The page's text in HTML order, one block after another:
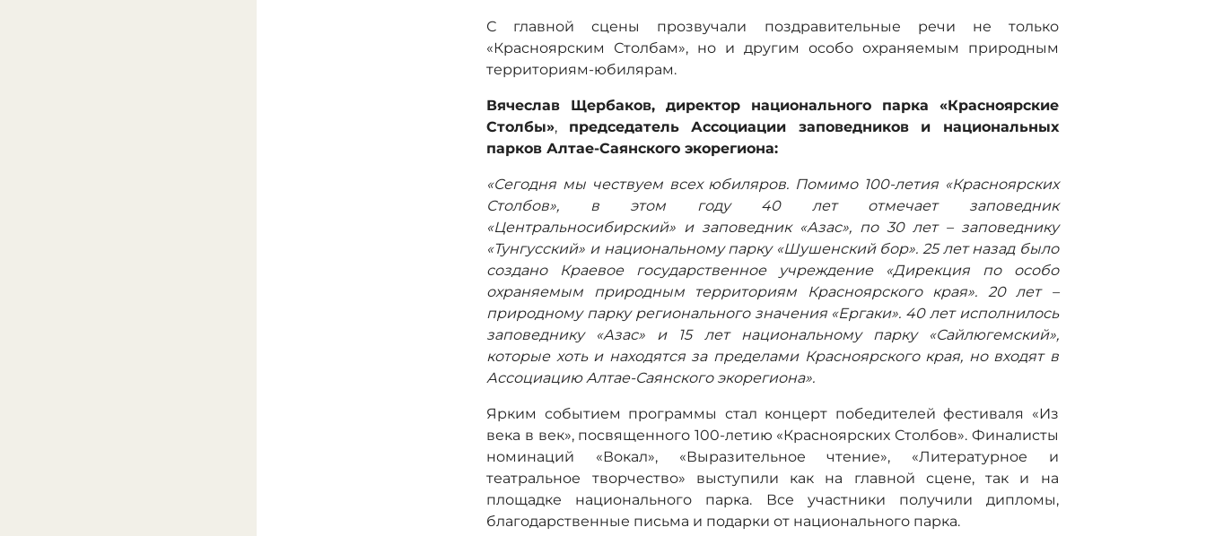
С главной сцены прозвучали поздравительные речи не только
«Красноярским Столбам», но и другим особо охраняемым природным
территориям-юбилярам.
Вячеслав Щербаков, директор национального парка «Красноярские
Столбы», председатель Ассоциации заповедников и национальных
парков Алтае-Саянского экорегиона:
«Сегодня мы чествуем всех юбиляров. Помимо 100-летия «Красноярских
Столбов», в этом году 40 лет отмечает заповедник
«Центральносибирский» и заповедник «Азас», по 30 лет – заповеднику
«Тунгусский» и национальному парку «Шушенский бор». 25 лет назад было
создано Краевое государственное учреждение «Дирекция по особо
охраняемым природным территориям Красноярского края». 20 лет –
природному парку регионального значения «Ергаки». 40 лет исполнилось
заповеднику «Азас» и 15 лет национальному парку «Сайлюгемский»,
которые хоть и находятся за пределами Красноярского края, но входят в
Ассоциацию Алтае-Саянского экорегиона».
Ярким событием программы стал концерт победителей фестиваля «Из
века в век», посвященного 100-летию «Красноярских Столбов». Финалисты
номинаций «Вокал», «Выразительное чтение», «Литературное и
театральное творчество» выступили как на главной сцене, так и на
площадке национального парка. Все участники получили дипломы,
благодарственные письма и подарки от национального парка.